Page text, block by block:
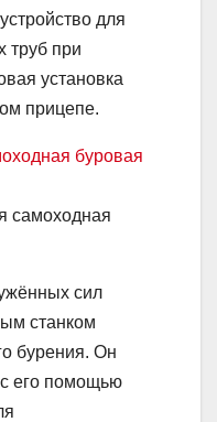
для
труб при
установка
прицепе.
самоходная
сил
станком
бурения. Он
его помощью